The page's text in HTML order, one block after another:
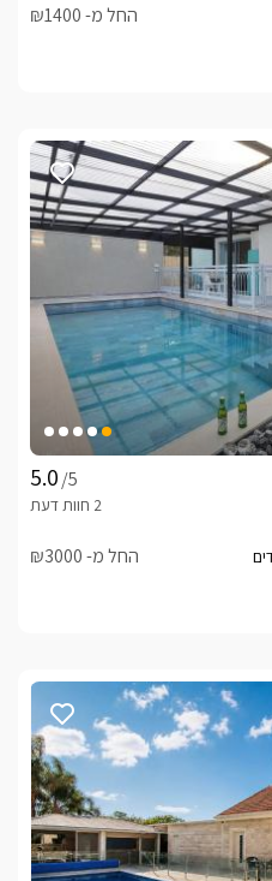
החל מ- ₪1400
/5
החל מ- ₪3000